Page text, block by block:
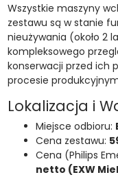
Wszystkie maszyny
zestawu są w stanie
nieużywania (około 2
kompleksowego
konserwacji przed ich
procesie
Lokalizacja i
Miejsce odbioru:
Cena zestawu:
Cena (Philips
netto (EXW